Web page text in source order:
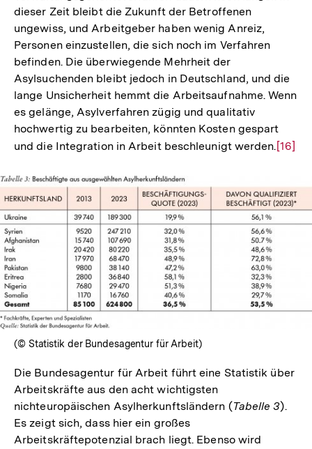
dieser Zeit bleibt die Zukunft der Betroffenen
ungewiss, und Arbeitgeber haben wenig Anreiz,
Personen einzustellen, die sich noch im Verfahren
befinden. Die überwiegende Mehrheit der
Asylsuchenden bleibt jedoch in Deutschland, und die
lange Unsicherheit hemmt die Arbeitsaufnahme. Wenn
es gelänge, Asylverfahren zügig und qualitativ
hochwertig zu bearbeiten, könnten Kosten gespart
und die Integration in Arbeit beschleunigt werden.Zur
[16]
In
Lightbox
öffnen
(© Statistik der Bundesagentur für Arbeit)
Die Bundesagentur für Arbeit führt eine Statistik über
Arbeitskräfte aus den acht wichtigsten
nichteuropäischen Asylherkunftsländern (Tabelle 3).
Es zeigt sich, dass hier ein großes
Arbeitskräftepotenzial brach liegt. Ebenso wird